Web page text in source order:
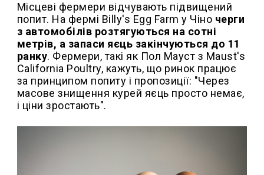
Місцеві фермери відчувають підвищений
попит. На фермі Billy's Egg Farm у Чіно черги
з автомобілів розтягуються на сотні
метрів, а запаси яєць закінчуються до 11
ранку. Фермери, такі як Пол Мауст з Maust's
California Poultry, кажуть, що ринок працює
за принципом попиту і пропозиції: "Через
масове знищення курей яєць просто немає,
і ціни зростають".